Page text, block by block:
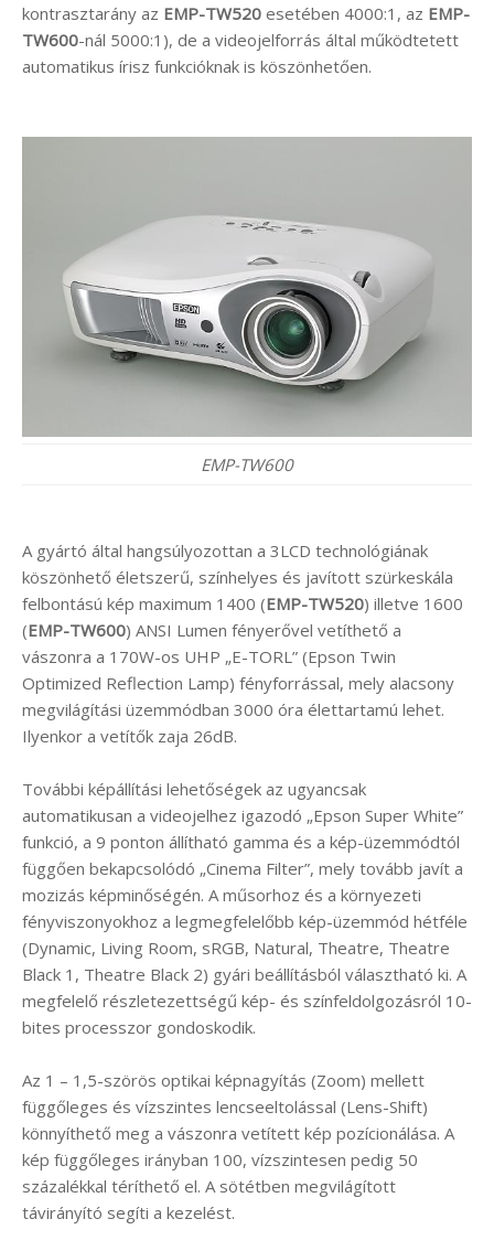
kontrasztarány az EMP-TW520 esetében 4000:1, az EMP-
TW600-nál 5000:1), de a videojelforrás által működtetett
automatikus írisz funkcióknak is köszönhetően.
EMP-TW600
A gyártó által hangsúlyozottan a 3LCD technológiának
köszönhető életszerű, színhelyes és javított szürkeskála
felbontású kép maximum 1400 (EMP-TW520) illetve 1600
(EMP-TW600) ANSI Lumen fényerővel vetíthető a
vászonra a 170W-os UHP „E-TORL” (Epson Twin
Optimized Reflection Lamp) fényforrással, mely alacsony
megvilágítási üzemmódban 3000 óra élettartamú lehet.
Ilyenkor a vetítők zaja 26dB.
További képállítási lehetőségek az ugyancsak
automatikusan a videojelhez igazodó „Epson Super White”
funkció, a 9 ponton állítható gamma és a kép-üzemmódtól
függően bekapcsolódó „Cinema Filter”, mely tovább javít a
mozizás képminőségén. A műsorhoz és a környezeti
fényviszonyokhoz a legmegfelelőbb kép-üzemmód hétféle
(Dynamic, Living Room, sRGB, Natural, Theatre, Theatre
Black 1, Theatre Black 2) gyári beállításból választható ki. A
megfelelő részletezettségű kép- és színfeldolgozásról 10-
bites processzor gondoskodik.
Az 1 – 1,5-szörös optikai képnagyítás (Zoom) mellett
függőleges és vízszintes lencseeltolással (Lens-Shift)
könnyíthető meg a vászonra vetített kép pozícionálása. A
kép függőleges irányban 100, vízszintesen pedig 50
százalékkal téríthető el. A sötétben megvilágított
távirányító segíti a kezelést.